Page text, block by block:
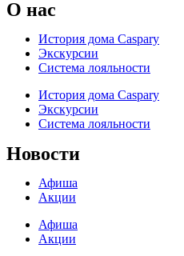
О нас
История дома Caspary
Экскурсии
Система лояльности
История дома Caspary
Экскурсии
Система лояльности
Новости
Афиша
Акции
Афиша
Акции